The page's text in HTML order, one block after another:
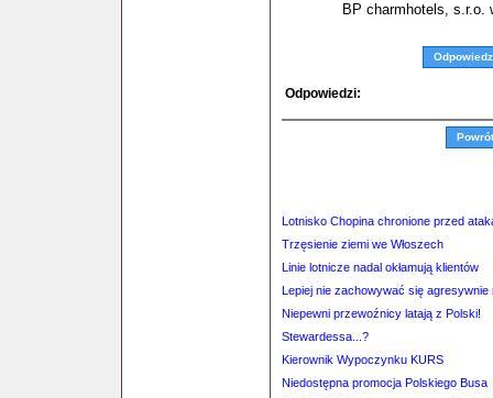
BP charmhotels, s.r.o.
Odpowiedz
Odpowiedzi:
Lotnisko Chopina chronione przed
Trzęsienie ziemi we Włoszech
Linie lotnicze nadal okłamują klientów
Lepiej nie zachowywać się agresywnie
Niepewni przewoźnicy latają z Polski!
Stewardessa...?
Kierownik Wypoczynku KURS
Niedostępna promocja Polskiego Busa